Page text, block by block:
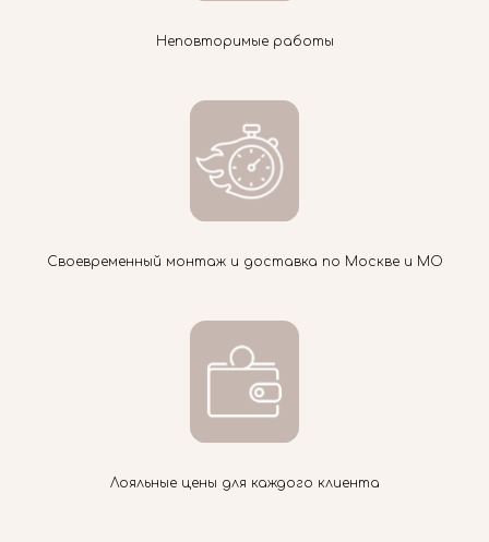
Неповторимые работы
Своевременный монтаж и доставка по Москве и МО
Лояльные цены для каждого клиента